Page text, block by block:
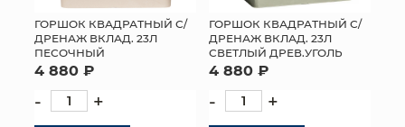
ГОРШОК КВАДРАТНЫЙ С/
ДРЕНАЖ ВКЛАД. 23Л
ПЕСОЧНЫЙ
4 880 ₽
- +
ГОРШОК КВАДРАТНЫЙ С/
ДРЕНАЖ ВКЛАД. 23Л
СВЕТЛЫЙ ДРЕВ.УГОЛЬ
4 880 ₽
- +